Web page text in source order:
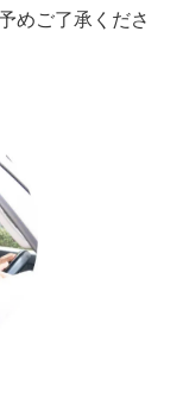
めご了承くださ